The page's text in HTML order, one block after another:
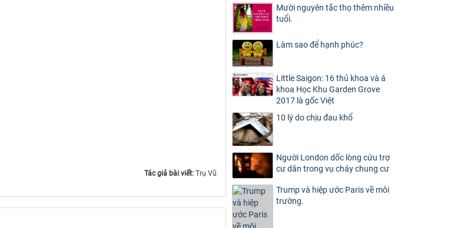
Tác giả bài viết: Trụ Vũ
Mười nguyên tắc thọ thêm nhiều
tuổi.
Làm sao để hạnh phúc?
Little Saigon: 16 thủ khoa và á
khoa Học Khu Garden Grove
2017 là gốc Việt
10 lý do chịu đau khổ
Người London dốc lòng cứu trợ
cư dân trong vụ cháy chung cư
Trump và hiệp ước Paris về môi
trường.